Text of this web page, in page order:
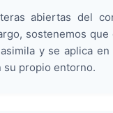
abiertas del
sostenemos
y se aplica
su propio entorno.